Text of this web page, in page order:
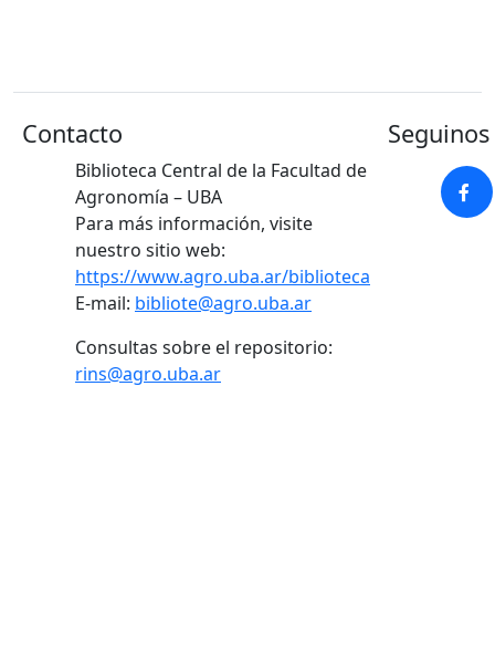
Contacto
Biblioteca Central de la Facultad de
Agronomía – UBA
Para más información, visite
nuestro sitio web:
https://www.agro.uba.ar/biblioteca
E-mail: bibliote@agro.uba.ar
Consultas sobre el repositorio:
rins@agro.uba.ar